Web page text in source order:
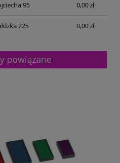
95 0,00 zł
225 0,00 zł
powiązane